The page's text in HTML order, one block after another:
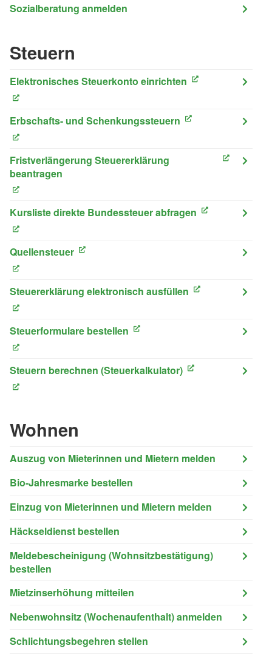
Sozialberatung anmelden
Steuern
Elektronisches Steuerkonto einrichten
(External Link)
Erbschafts- und Schenkungssteuern
(External Link)
Fristverlängerung Steuererklärung
beantragen
(External Link)
Kursliste direkte Bundessteuer abfragen
(External Link)
Quellensteuer
(External Link)
Steuererklärung elektronisch ausfüllen
(External Link)
Steuerformulare bestellen
(External Link)
Steuern berechnen (Steuerkalkulator)
(External Link)
Wohnen
Auszug von Mieterinnen und Mietern melden
Bio-Jahresmarke bestellen
Einzug von Mieterinnen und Mietern melden
Häckseldienst bestellen
Meldebescheinigung (Wohnsitzbestätigung)
bestellen
Mietzinserhöhung mitteilen
Nebenwohnsitz (Wochenaufenthalt) anmelden
Schlichtungsbegehren stellen